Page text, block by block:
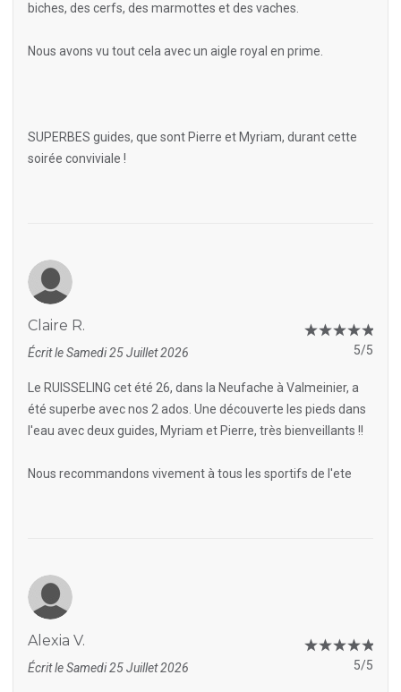
biches, des cerfs, des marmottes et des vaches.
Nous avons vu tout cela avec un aigle royal en prime.
SUPERBES guides, que sont Pierre et Myriam, durant cette
soirée conviviale !
Claire R.
Écrit le Samedi 25 Juillet 2026 5/5
Le RUISSELING cet été 26, dans la Neufache à Valmeinier, a
été superbe avec nos 2 ados. Une découverte les pieds dans
l'eau avec deux guides, Myriam et Pierre, très bienveillants !!
Nous recommandons vivement à tous les sportifs de l'ete
Alexia V.
Écrit le Samedi 25 Juillet 2026 5/5